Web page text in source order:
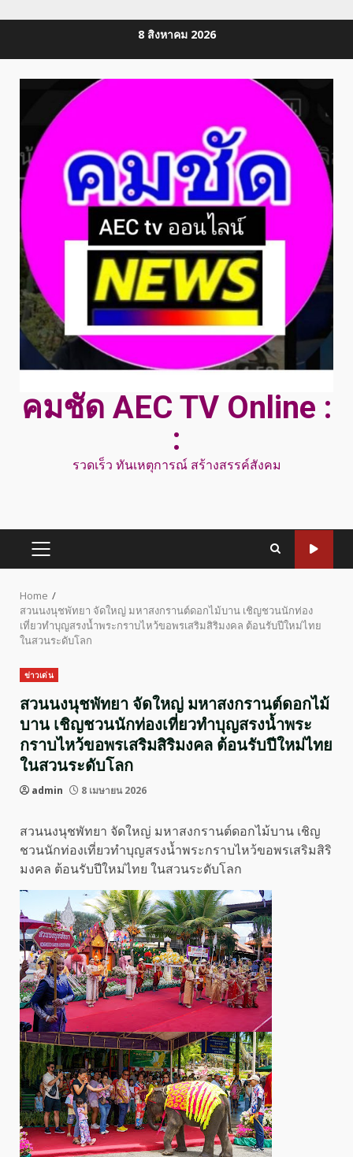
8 สิงหาคม 2026
คมชัด AEC TV Online :
:
รวดเร็ว ทันเหตุการณ์ สร้างสรรค์สังคม
PRIMARY
Home
สวนนงนุชพัทยา จัดใหญ่ มหาสงกรานต์ดอกไม้บาน เชิญชวนนักท่อง
เที่ยวทำบุญสรงน้ำพระกราบไหว้ขอพรเสริมสิริมงคล ต้อนรับปีใหม่ไทย
ในสวนระดับโลก
ข่าวเด่น
สวนนงนุชพัทยา จัดใหญ่ มหาสงกรานต์ดอกไม้
บาน เชิญชวนนักท่องเที่ยวทำบุญสรงน้ำพระ
กราบไหว้ขอพรเสริมสิริมงคล ต้อนรับปีใหม่ไทย
ในสวนระดับโลก
admin 8 เมษายน 2026
สวนนงนุชพัทยา จัดใหญ่ มหาสงกรานต์ดอกไม้บาน เชิญ
ชวนนักท่องเที่ยวทำบุญสรงน้ำพระกราบไหว้ขอพรเสริมสิริ
มงคล ต้อนรับปีใหม่ไทย ในสวนระดับโลก